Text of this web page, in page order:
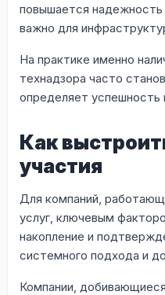
повышается
важно для
На практике именно
технадзора часто
определяет успешность
Как
участия
Для компаний,
услуг, ключевым
накопление и
системного подхода и
Компании,